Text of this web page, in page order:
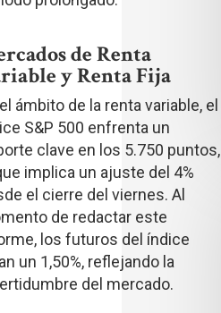
de Renta
y Renta Fija
ámbito de la renta variable, el
S&P 500 enfrenta un
clave en los 5.750 puntos,
implica un ajuste del 4%
el cierre del viernes. Al
de redactar este
los futuros del índice
un 1,50%, reflejando la
del mercado.